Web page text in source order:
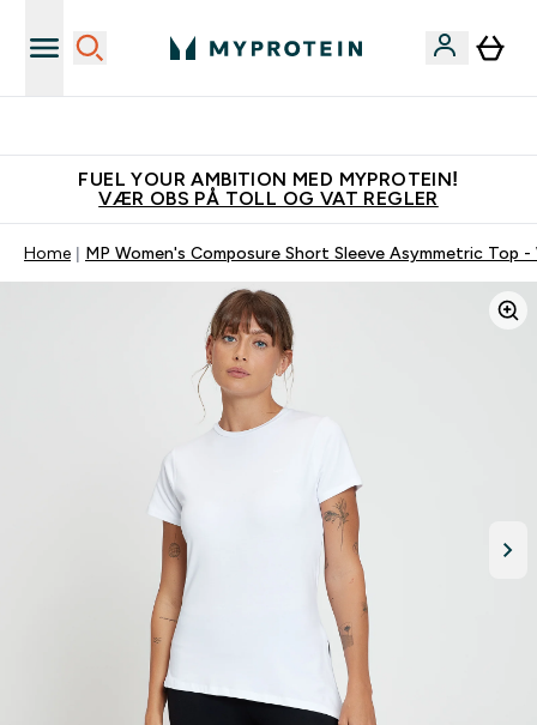
FUEL YOUR AMBITION MED MYPROTEIN!
VÆR OBS PÅ TOLL OG VAT REGLER
Home MP Women's Composure Short Sleeve Asymmetric Top